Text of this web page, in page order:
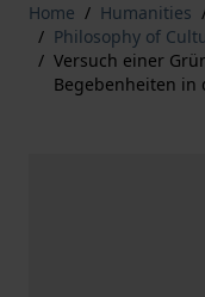
Home / Humanities
/ Philosophy of
/ Versuch einer
Begebenheiten in